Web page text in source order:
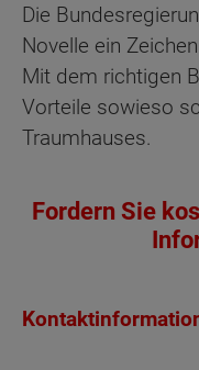
Die
Novelle ein
Mit dem richtigen
Vorteile sowieso
Traumhauses.
Fordern Sie